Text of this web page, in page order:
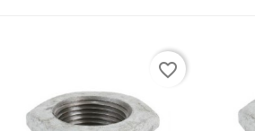
favorite_border